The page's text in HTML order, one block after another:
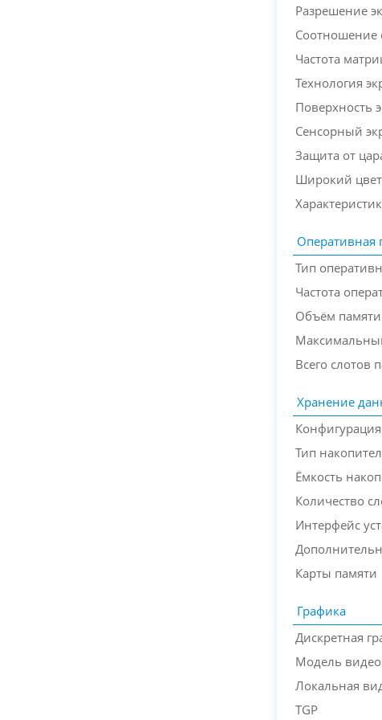
Разрешение
Соотношение
Частота
Технология
Поверхность
Сенсорный
Защита от
Широкий
Оперативная
Тип
Частота
Объём памяти
Всего слотов
Хранение
Тип
Ёмкость
Количество
Интерфейс
Карты памяти
Графика
Дискретная
Модель
Локальная
TGP